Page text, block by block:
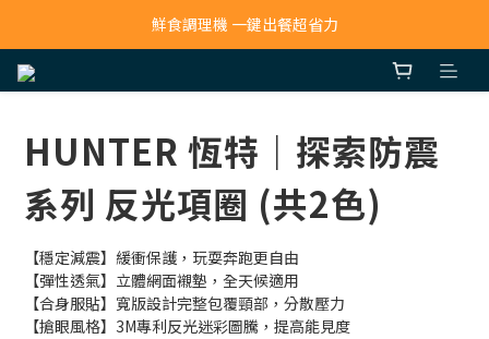
寵物吸毛機 吸毛清淨抗敏一次搞定
鮮食調理機 一鍵出餐超省力
HUNTER 恆特｜探索防震
系列 反光項圈 (共2色)
【穩定減震】緩衝保護，玩耍奔跑更自由
【彈性透氣】立體網面襯墊，全天候適用
【合身服貼】寬版設計完整包覆頸部，分散壓力
【搶眼風格】3M專利反光迷彩圖騰，提高能見度